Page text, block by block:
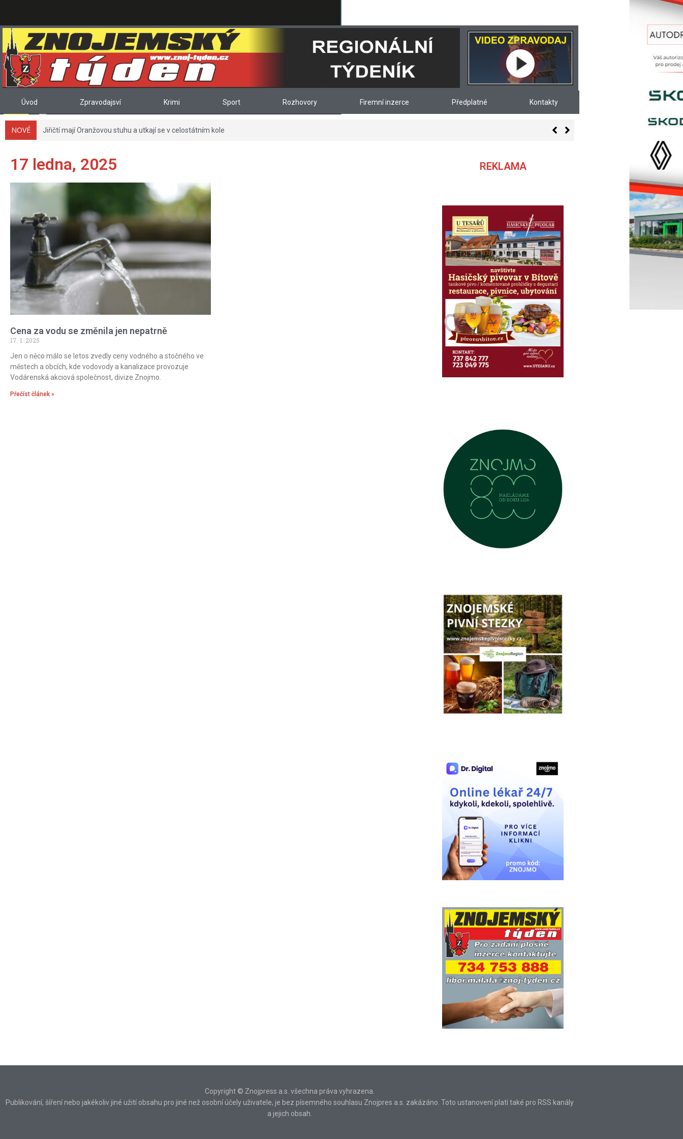
Úvod Zpravodajsví Krimi Sport Rozhovory Firemní inzerce Předplatné Kontakty
NOVÉ Jiřičtí mají Oranžovou stuhu a utkají se v celostátním kole
17 ledna, 2025
Cena za vodu se změnila jen nepatrně
17. 1. 2025
Jen o něco málo se letos zvedly ceny vodného a stočného ve
městech a obcích, kde vodovody a kanalizace provozuje
Vodárenská akciová společnost, divize Znojmo.
Přečíst článek »
REKLAMA
Copyright © Znojpress a.s. všechna práva vyhrazena.
Publikování, šíření nebo jakékoliv jiné užití obsahu pro jiné než osobní účely uživatele, je bez písemného souhlasu Znojpres a.s. zakázáno. Toto ustanovení platí také pro RSS kanály
a jejich obsah.